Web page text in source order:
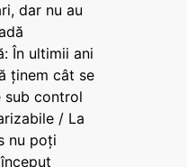
dar nu au
În ultimii ani
ținem cât se
sub control
/ La
nu poți